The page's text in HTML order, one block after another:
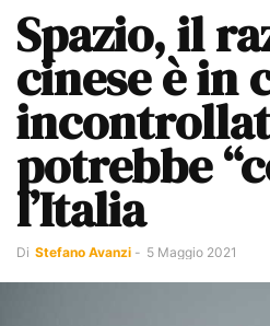
Spazio, il
cinese è in
potrebbe
l’Italia
Di Stefano Avanzi - 5 Maggio 2021